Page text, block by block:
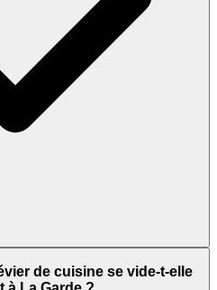
de cuisine se vide-t-elle